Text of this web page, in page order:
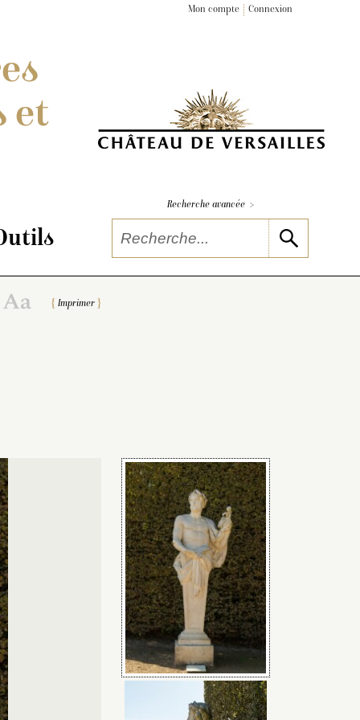
Mon compte Connexion
et
Recherche avancée >
Imprimer